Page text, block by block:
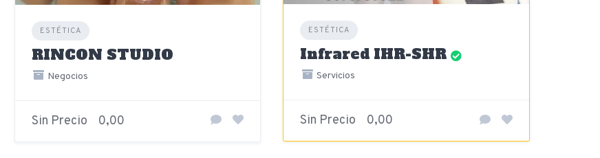
ESTÉTICA
RINCON STUDIO
Negocios
Sin Precio 0,00
ESTÉTICA
Infrared IHR-SHR
Servicios
Sin Precio 0,00